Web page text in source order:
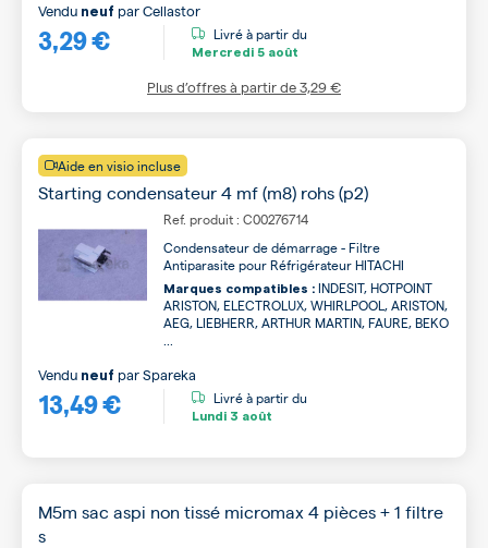
3,29 €
Vendu neuf parCellastor
Livré à partir du
Mercredi 5 août
Plus d’offres à partir de3,29 €
Aide en visio incluse
Starting condensateur 4 mf (m8) rohs (p2)
Ref. produit : C00276714
Condensateur de démarrage - Filtre
Antiparasite pour Réfrigérateur HITACHI
Marques compatibles : INDESIT, HOTPOINT
ARISTON, ELECTROLUX, WHIRLPOOL, ARISTON,
AEG, LIEBHERR, ARTHUR MARTIN, FAURE, BEKO
13,49 €
Vendu neuf parSpareka
Livré à partir du
Lundi 3 août
M5m sac aspi non tissé micromax 4 pièces + 1 filtre
s